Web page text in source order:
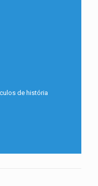
de história